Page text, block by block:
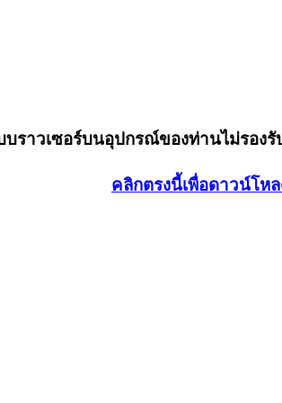
บราวเซอร์บนอุปกรณ์ของท่านไม่รองรั
คลิกตรงนี้เพื่อดาวน์โห